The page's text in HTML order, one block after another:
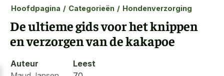
Hoofdpagina / Categorieën / Hondenverzorging
De ultieme gids voor het knippen
en verzorgen van de kakapoe
Auteur
Leest